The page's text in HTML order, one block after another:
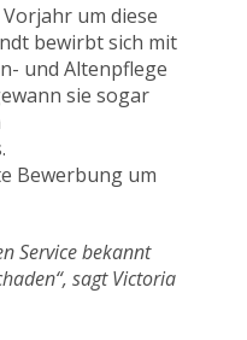
um diese
bewirbt sich mit
und Altenpflege
sie sogar
Bewerbung um
Service bekannt
sagt Victoria